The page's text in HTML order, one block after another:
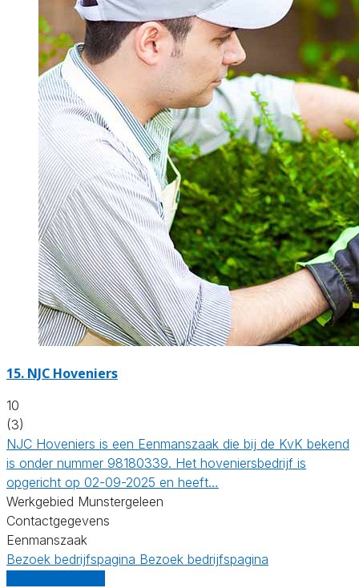
15. NJC Hoveniers
10
(3)
NJC Hoveniers is een Eenmanszaak die bij de KvK bekend
is onder nummer 98180339. Het hoveniersbedrijf is
opgericht op 02-09-2025 en heeft…
Werkgebied Munstergeleen
Contactgegevens
Eenmanszaak
Bezoek bedrijfspagina Bezoek bedrijfspagina